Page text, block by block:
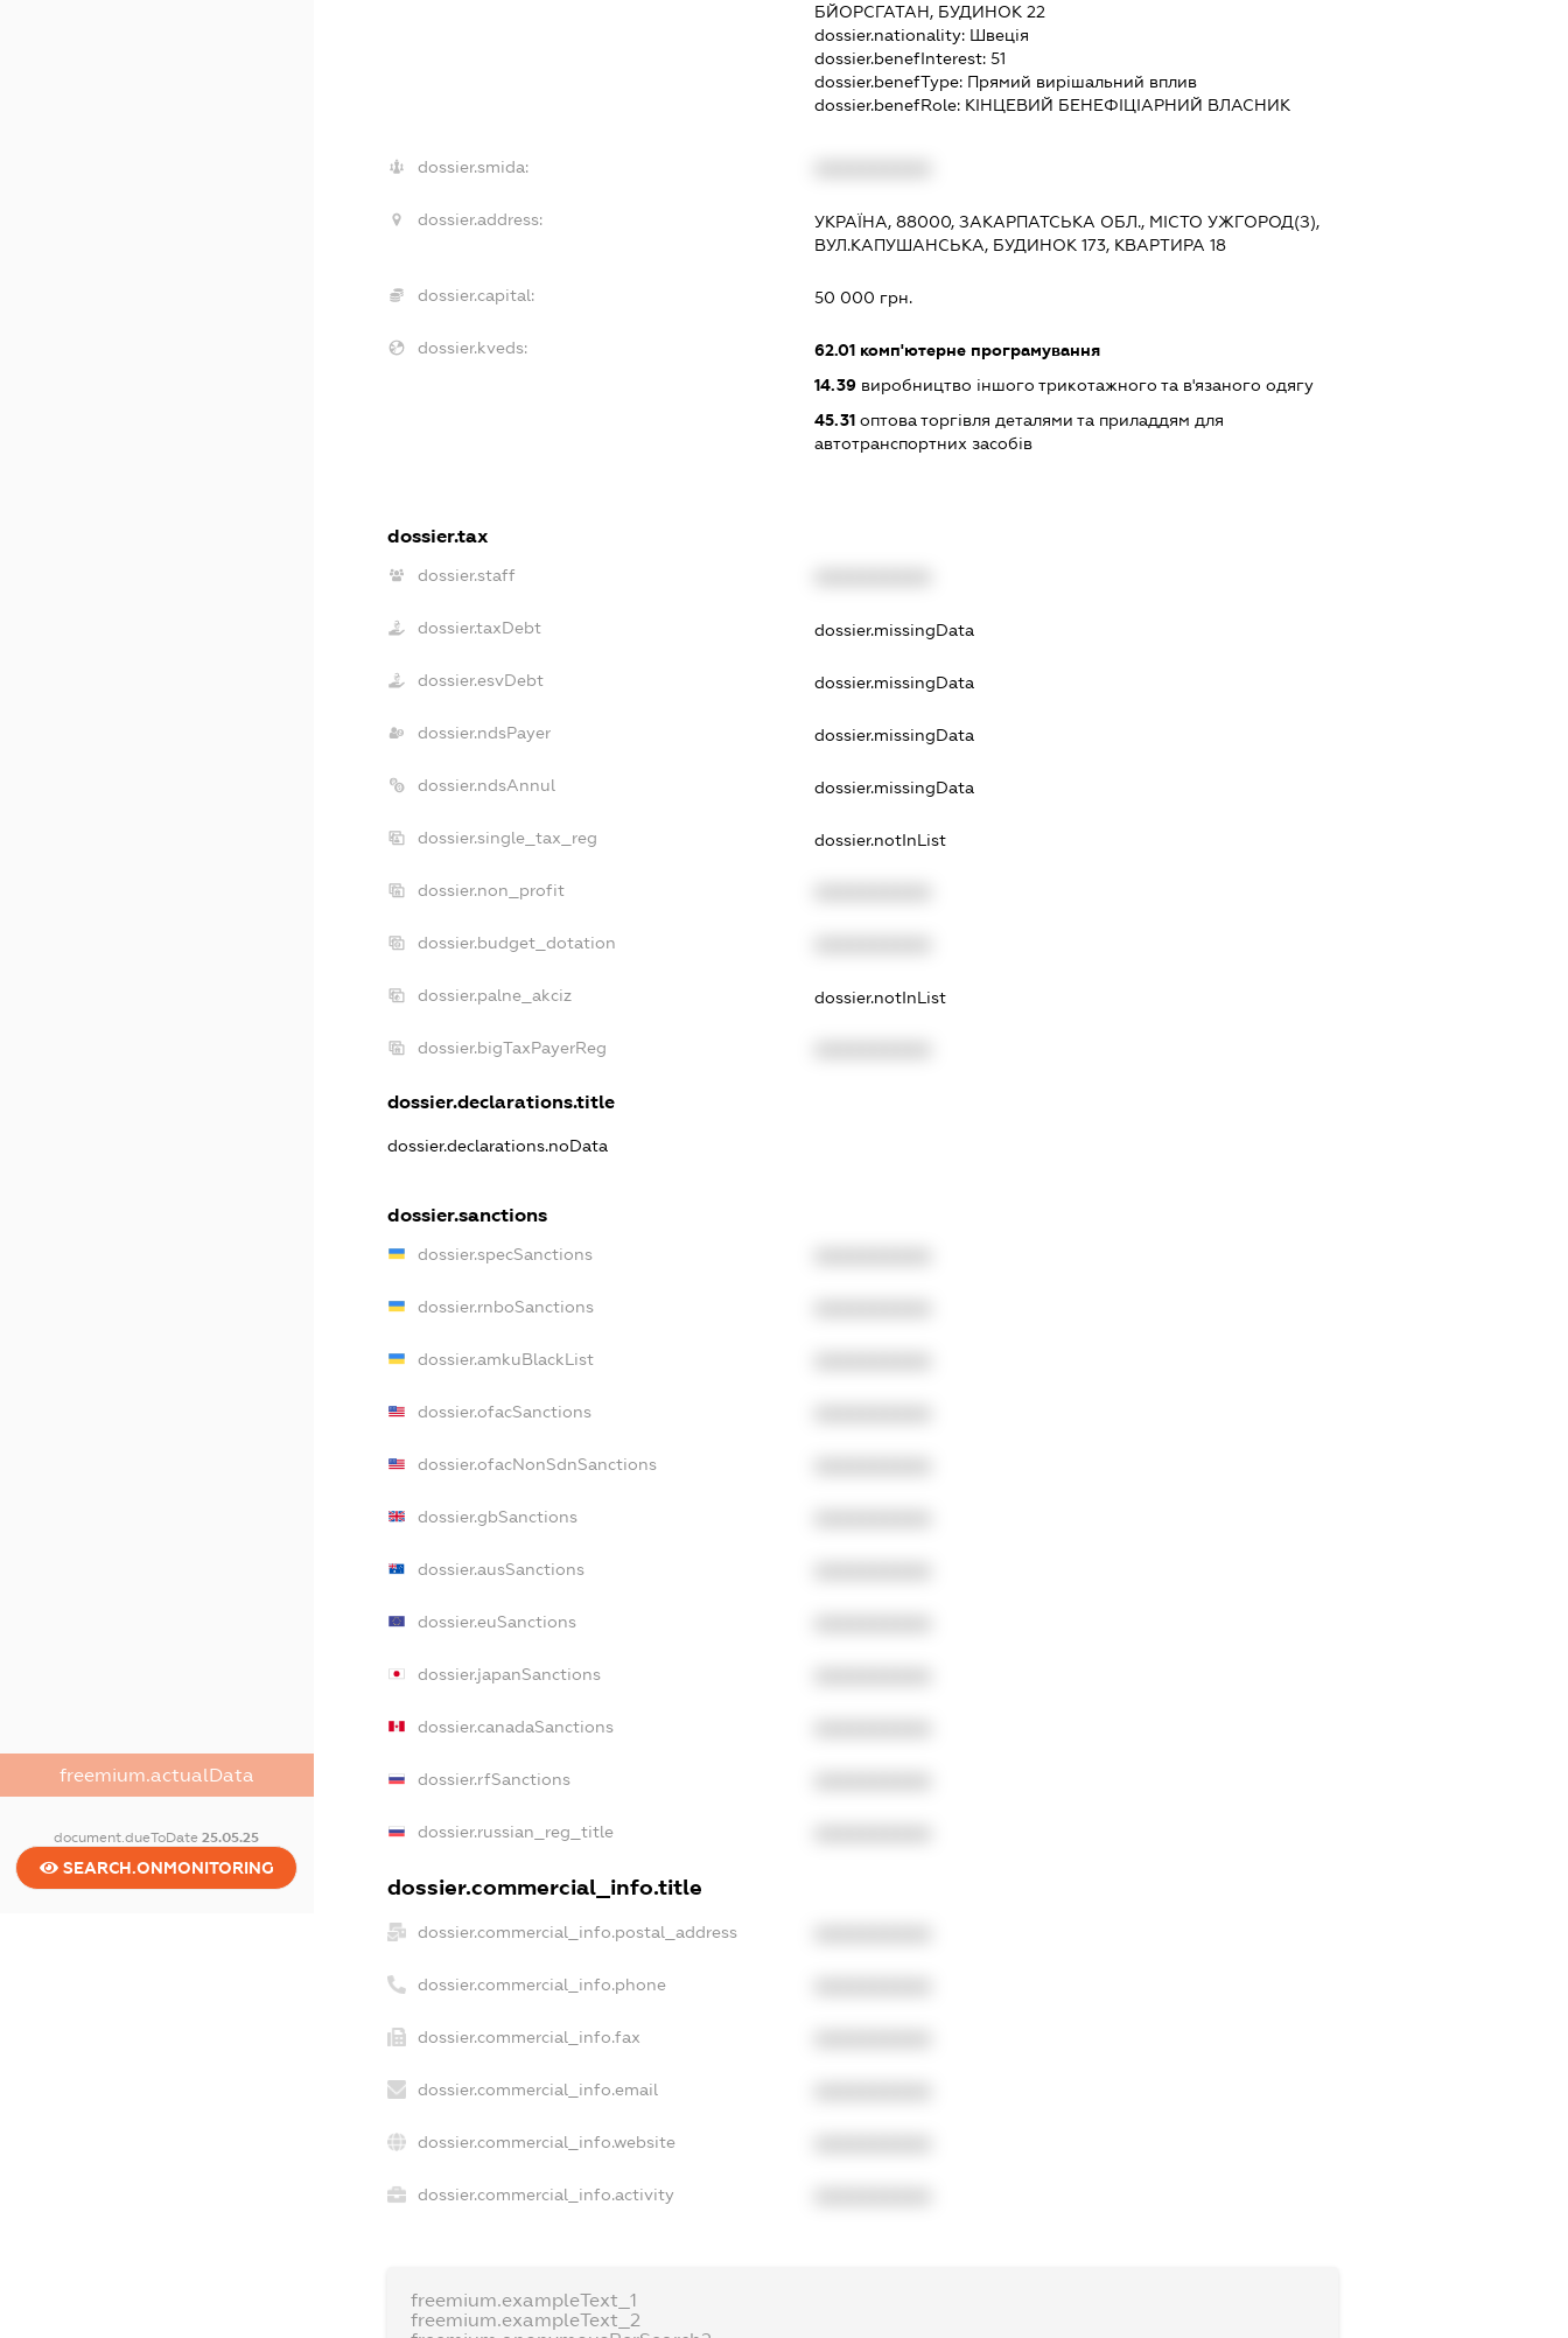
freemium.actualData
document.dueToDate25.05.25
SEARCH.ONMONITORING
БЙОРСГАТАН, БУДИНОК 22
dossier.nationality: Швеція
dossier.benefInterest:51
dossier.benefType: Прямий вирішальний вплив
dossier.benefRole: КІНЦЕВИЙ БЕНЕФІЦІАРНИЙ ВЛАСНИК
dossier.smida:
dossier.address:
УКРАЇНА, 88000, ЗАКАРПАТСЬКА ОБЛ., МІСТО УЖГОРОД(З),
ВУЛ.КАПУШАНСЬКА, БУДИНОК 173, КВАРТИРА 18
dossier.capital: 50 000 грн.
dossier.kveds: 62.01 комп'ютерне програмування
14.39 виробництво іншого трикотажного та в'язаного одягу
45.31 оптова торгівля деталями та приладдям для
автотранспортних засобів
dossier.tax
dossier.staff
dossier.taxDebt dossier.missingData
dossier.esvDebt dossier.missingData
dossier.ndsPayer dossier.missingData
dossier.ndsAnnul dossier.missingData
dossier.single_tax_reg dossier.notInList
dossier.non_profit
dossier.budget_dotation
dossier.palne_akciz dossier.notInList
dossier.bigTaxPayerReg
dossier.declarations.title
dossier.declarations.noData
dossier.sanctions
dossier.specSanctions
dossier.rnboSanctions
dossier.amkuBlackList
dossier.ofacSanctions
dossier.ofacNonSdnSanctions
dossier.gbSanctions
dossier.ausSanctions
dossier.euSanctions
dossier.japanSanctions
dossier.canadaSanctions
dossier.rfSanctions
dossier.russian_reg_title
dossier.commercial_info.title
dossier.commercial_info.postal_address
dossier.commercial_info.phone
dossier.commercial_info.fax
dossier.commercial_info.email
dossier.commercial_info.website
dossier.commercial_info.activity
freemium.exampleText_1
freemium.exampleText_2